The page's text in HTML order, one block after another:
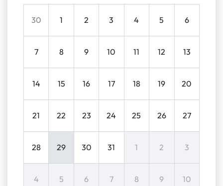
30 1 2 3 4 5 6
7 8 9 10 11 12 13
14 15 16 17 18 19 20
21 22 23 24 25 26 27
28 29 30 31 1 2 3
4 5 6 7 8 9 10